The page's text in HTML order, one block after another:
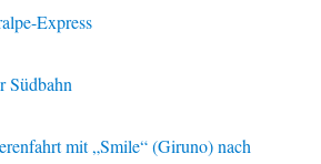
Express
Südbahn
mit „Smile“ (Giruno) nach